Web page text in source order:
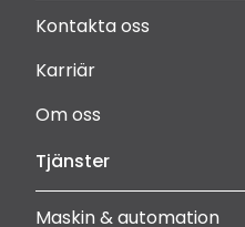
Kontakta oss
Karriär
Om oss
Tjänster
Maskin & automation